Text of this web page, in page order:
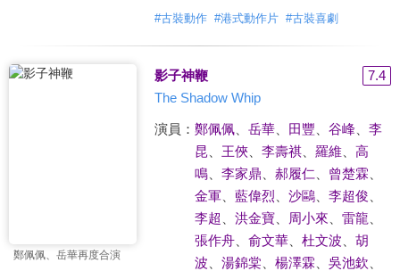
#古裝動作 #港式動作片 #古裝喜劇
鄭佩佩、岳華再度合演
影子神鞭
7.4
The Shadow Whip
演員： 鄭佩佩、 岳華、 田豐 谷峰、 李
昆、 王俠、 李壽祺、 羅維、 高
鳴、 李家鼎 郝履仁 曾楚霖
金軍、 藍偉烈 沙鷗、 李超俊
李超
洪金寶、 周小來 雷龍
張作舟、 俞文華、 杜文波
胡
波
湯錦棠 楊澤霖 吳池欽